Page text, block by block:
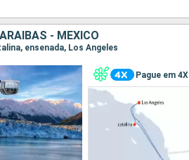
- MEXICO
ensenada, Los Angeles
Pague em 4X